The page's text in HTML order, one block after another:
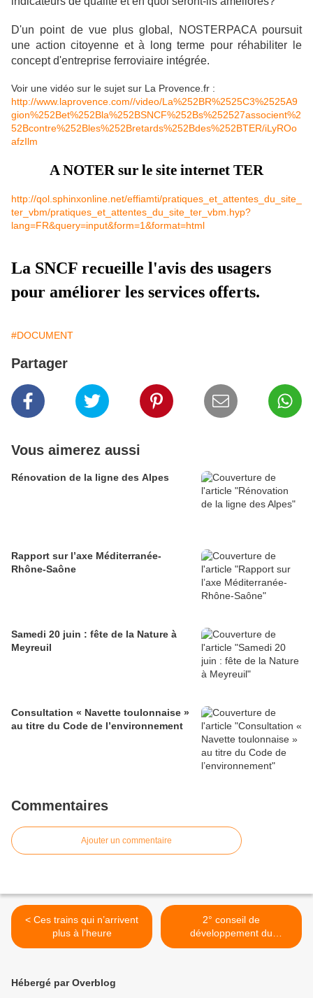
D'un point de vue plus global, NOSTERPACA poursuit
une action citoyenne et à long terme pour réhabiliter le
concept d'entreprise ferroviaire intégrée.
Voir une vidéo sur le sujet sur La Provence.fr :
http://www.laprovence.com//video/La%252BR%2525C3%2525A9
gion%252Bet%252Bla%252BSNCF%252Bs%252527associent%2
52Bcontre%252Bles%252Bretards%252Bdes%252BTER/iLyROo
afzIlm
A NOTER sur le site internet TER
http://qol.sphinxonline.net/effiamti/pratiques_et_attentes_du_site_
ter_vbm/pratiques_et_attentes_du_site_ter_vbm.hyp?
lang=FR&query=input&form=1&format=html
La SNCF recueille l'avis des usagers
pour améliorer les services offerts.
#DOCUMENT
Partager
Vous aimerez aussi
Rénovation de la ligne des Alpes
Rapport sur l’axe Méditerranée-
Rhône-Saône
Samedi 20 juin : fête de la Nature à
Meyreuil
Consultation « Navette toulonnaise »
au titre du Code de l’environnement
Commentaires
Ajouter un commentaire
< Ces trains qui n’arrivent
plus à l’heure
2° conseil de
développement du
Montgenèvre >
Hébergé par Overblog